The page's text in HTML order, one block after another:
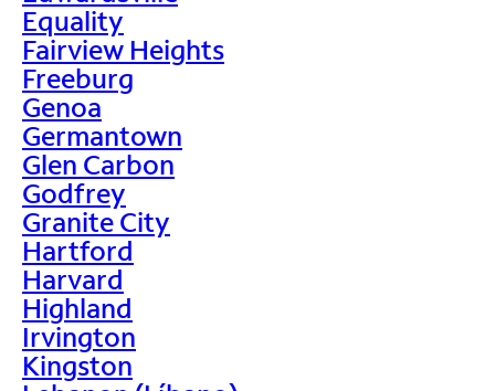
Equality
Fairview Heights
Freeburg
Genoa
Germantown
Glen Carbon
Godfrey
Granite City
Hartford
Harvard
Highland
Irvington
Kingston